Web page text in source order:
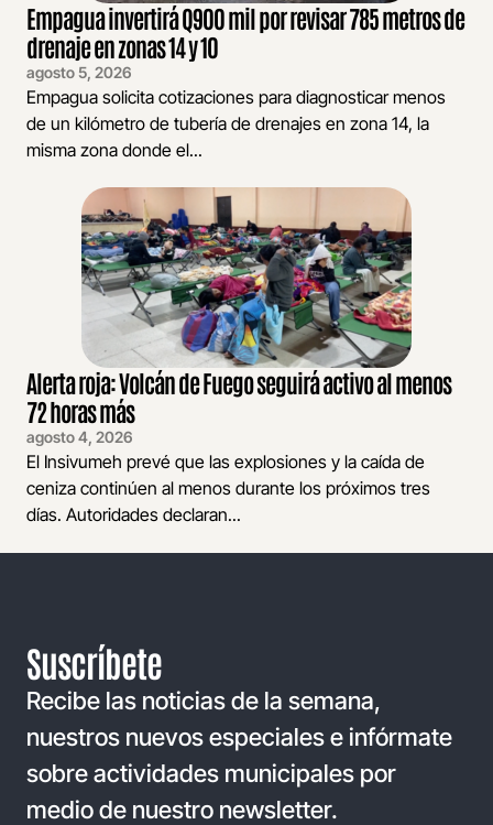
Empagua invertirá Q900 mil por revisar 785 metros de
drenaje en zonas 14 y 10
agosto 5, 2026
Empagua solicita cotizaciones para diagnosticar menos
de un kilómetro de tubería de drenajes en zona 14, la
misma zona donde el...
Alerta roja: Volcán de Fuego seguirá activo al menos
72 horas más
agosto 4, 2026
El Insivumeh prevé que las explosiones y la caída de
ceniza continúen al menos durante los próximos tres
días. Autoridades declaran...
Suscríbete
Recibe las noticias de la semana,
nuestros nuevos especiales e infórmate
sobre actividades municipales por
medio de nuestro newsletter.